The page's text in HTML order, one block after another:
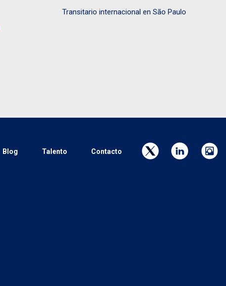
Transitario internacional en São Paulo
Blog Talento Contacto